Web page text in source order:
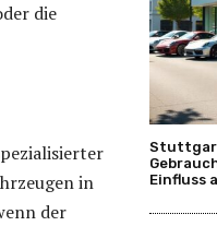
die
in
der
Einfluss